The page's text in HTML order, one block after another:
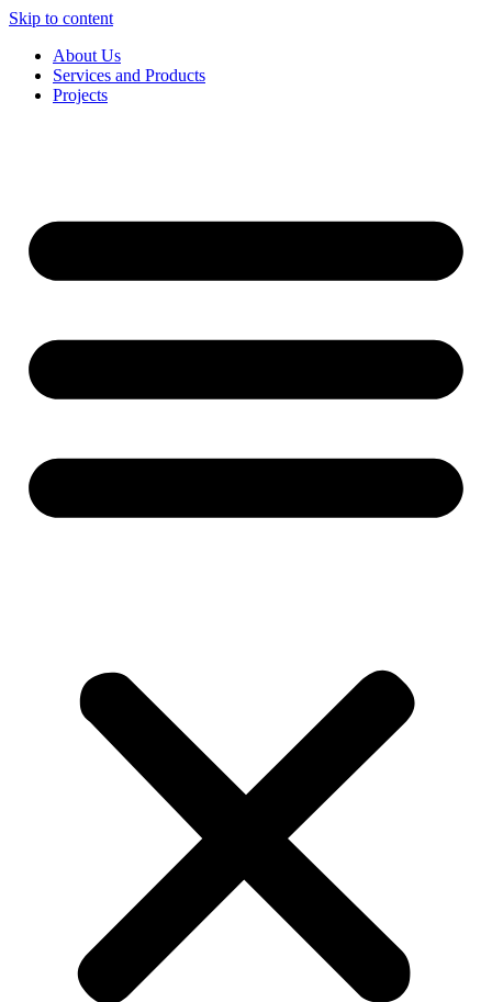
Skip to content
About Us
Services and Products
Projects